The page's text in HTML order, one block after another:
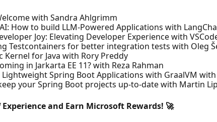
with Sandra Ahlgrimm
How to build LLM-Powered Applications with
Joy: Elevating Developer Experience with
Testcontainers for better integration tests with Oleg
Kernel for Java with Rory Preddy
in Jarkarta EE 11? with Reza Rahman
Lightweight Spring Boot Applications with GraalVM
your Spring Boot projects up-to-date with Martin
Experience and Earn Microsoft Rewards! 🚀